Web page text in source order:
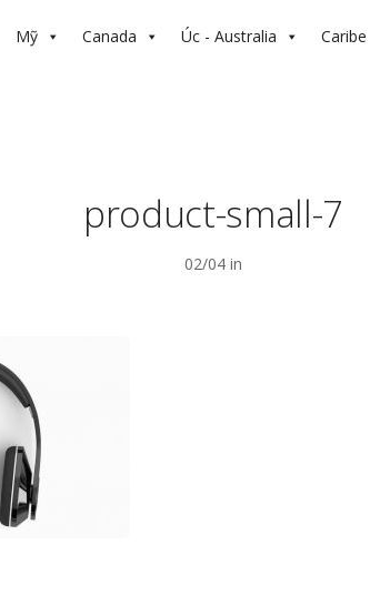
Mỹ Canada Úc - Australia Caribe
product-small-7
02/04 in